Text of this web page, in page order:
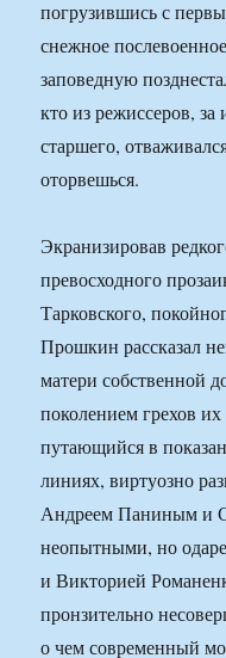
погрузившись с
снежное
заповедную
кто из режиссеров,
старшего,
оторвешься.
Экранизировав
превосходного
Тарковского,
Прошкин рассказал
матери собственной
поколением грехов
путающийся в
линиях, виртуозно
Андреем Паниным и
неопытными, но
и Викторией
пронзительно
о чем современный